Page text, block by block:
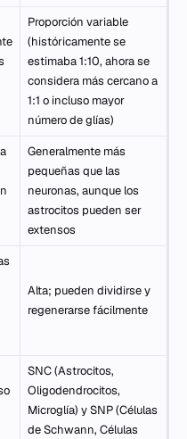
Proporción variable
(históricamente se
estimaba 1:10, ahora se
considera más cercano a
1:1 o incluso mayor
número de glías)
Generalmente más
pequeñas que las
neuronas, aunque los
astrocitos pueden ser
extensos
Alta; pueden dividirse y
regenerarse fácilmente
SNC (Astrocitos,
Oligodendrocitos,
Microglía) y SNP (Células
de Schwann, Células